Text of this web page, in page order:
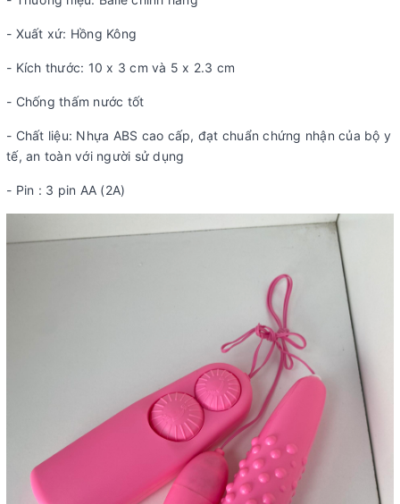
- Xuất xứ: Hồng Kông
- Kích thước: 10 x 3 cm và 5 x 2.3 cm
- Chống thấm nước tốt
- Chất liệu: Nhựa ABS cao cấp, đạt chuẩn chứng nhận của bộ y
tế, an toàn với người sử dụng
- Pin : 3 pin AA (2A)